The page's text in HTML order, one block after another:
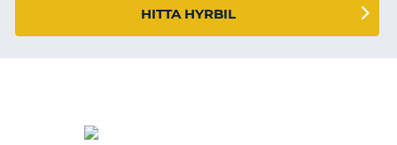
HITTA HYRBIL